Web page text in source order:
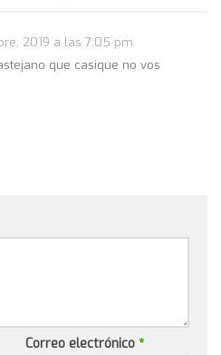
2019 a las 7:05 pm
que casique no vos
Correo electrónico *